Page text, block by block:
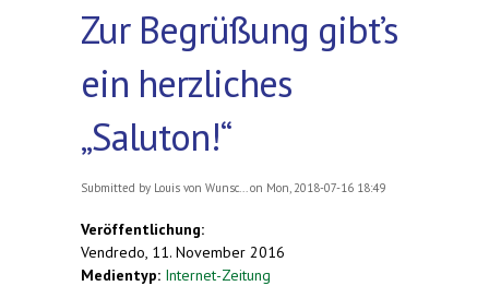
Zur Begrüßung gibt’s
ein herzliches
„Saluton!“
Submitted by Louis von Wunsc... on Mon, 2018-07-16 18:49
Veröffentlichung:
Vendredo, 11. November 2016
Medientyp: Internet-Zeitung